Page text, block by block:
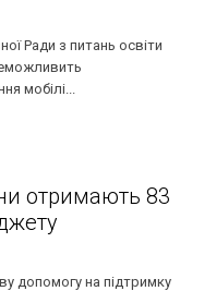
Ради з питань освіти
мобілі...
отримають 83
допомогу на підтримку